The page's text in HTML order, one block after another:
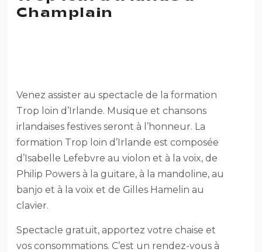
Champlain
Venez assister au spectacle de la formation
Trop loin d’Irlande. Musique et chansons
irlandaises festives seront à l’honneur. La
formation Trop loin d’Irlande est composée
d’Isabelle Lefebvre au violon et à la voix, de
Philip Powers à la guitare, à la mandoline, au
banjo et à la voix et de Gilles Hamelin au
clavier.
Spectacle gratuit, apportez votre chaise et
vos consommations. C’est un rendez-vous à